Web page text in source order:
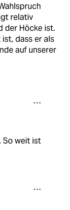
relativ
der Höcke ist.
dass er als
auf unserer
So weit ist